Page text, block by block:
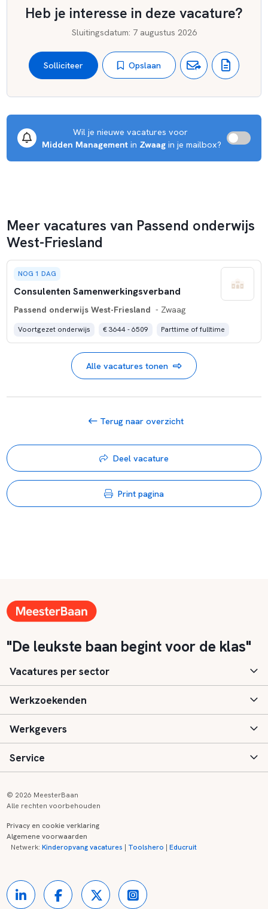
Heb je interesse in deze vacature?
Sluitingsdatum: 7 augustus 2026
Solliciteer Opslaan
Wil je nieuwe vacatures voor
Midden Management in Zwaag in je mailbox?
Meer vacatures van Passend onderwijs
West-Friesland
NOG 1 DAG
Consulenten Samenwerkingsverband
Passend onderwijs West-Friesland - Zwaag
Voortgezet onderwijs € 3644 - 6509 Parttime of fulltime
Alle vacatures tonen
Terug naar overzicht
Deel vacature
Print pagina
"De leukste baan begint voor de klas"
Vacatures per sector
Basisonderwijs
Speciaal (basis) onderwijs
Voortgezet onderwijs
Kinderopvang
Werkzoekenden
Aanmelden
Vacatures
Zij-instroom informatie
Onderwijsregio's
Werkgevers
Inloggen
Registreren
Contact
Service
Onderwijs links
Partners
© 2026 MeesterBaan
Alle rechten voorbehouden
Privacy en cookie verklaring
Algemene voorwaarden
Netwerk:Kinderopvang vacatures | Toolshero |Educruit